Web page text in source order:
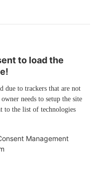
to load the
due to trackers that are not
needs to setup the site
to the list of technologies
Management